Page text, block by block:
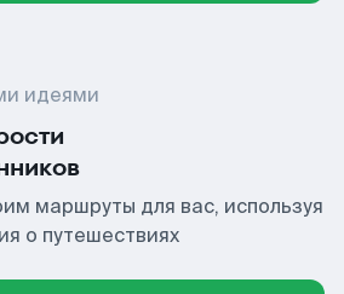
идеями
маршруты для вас, используя
о путешествиях